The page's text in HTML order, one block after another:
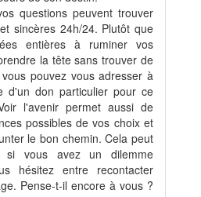
questions peuvent trouver
sincères 24h/24. Plutôt que
entières à ruminer vos
la tête sans trouver de
pouvez vous adresser à
d'un don particulier pour ce
l'avenir permet aussi de
possibles de vos choix et
le bon chemin. Cela peut
si vous avez un dilemme
hésitez entre recontacter
Pense-t-il encore à vous ?